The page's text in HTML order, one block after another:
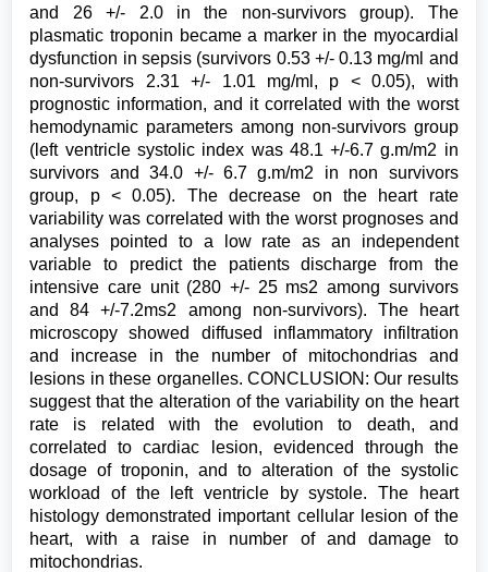
and 26 +/- 2.0 in the non-survivors group). The
plasmatic troponin became a marker in the myocardial
dysfunction in sepsis (survivors 0.53 +/- 0.13 mg/ml and
non-survivors 2.31 +/- 1.01 mg/ml, p < 0.05), with
prognostic information, and it correlated with the worst
hemodynamic parameters among non-survivors group
(left ventricle systolic index was 48.1 +/-6.7 g.m/m2 in
survivors and 34.0 +/- 6.7 g.m/m2 in non survivors
group, p < 0.05). The decrease on the heart rate
variability was correlated with the worst prognoses and
analyses pointed to a low rate as an independent
variable to predict the patients discharge from the
intensive care unit (280 +/- 25 ms2 among survivors
and 84 +/-7.2ms2 among non-survivors). The heart
microscopy showed diffused inflammatory infiltration
and increase in the number of mitochondrias and
lesions in these organelles. CONCLUSION: Our results
suggest that the alteration of the variability on the heart
rate is related with the evolution to death, and
correlated to cardiac lesion, evidenced through the
dosage of troponin, and to alteration of the systolic
workload of the left ventricle by systole. The heart
histology demonstrated important cellular lesion of the
heart, with a raise in number of and damage to
mitochondrias.